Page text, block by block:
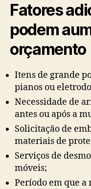
Fatores
podem
orçamento
Itens de grande
pianos ou
Necessidade de
antes ou após a
Solicitação de
materiais de
Serviços de
móveis;
Período em que a